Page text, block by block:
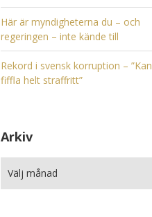
Här är myndigheterna du – och
regeringen – inte kände till
Rekord i svensk korruption – ”Kan
fiffla helt straffritt”
Arkiv